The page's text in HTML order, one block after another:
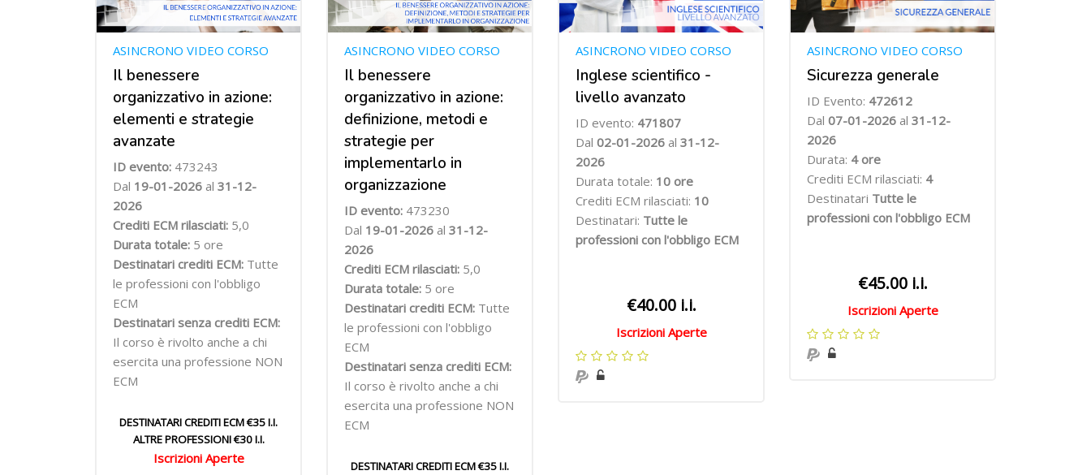
Il benessere
organizzativo in azione:
elementi e strategie
avanzate
ASINCRONO VIDEO CORSO
ID evento: 473243
Dal 19-01-2026 al 31-12-
2026
Crediti ECM rilasciati: 5,0
Durata totale: 5 ore
Destinatari crediti ECM: Tutte
le professioni con l'obbligo
ECM
Destinatari senza crediti ECM:
Il corso è rivolto anche a chi
esercita una professione NON
ECM
DESTINATARI CREDITI ECM €35 I.I.
ALTRE PROFESSIONI €30 I.I.
Iscrizioni Aperte
Il benessere
organizzativo in azione:
definizione, metodi e
strategie per
implementarlo in
organizzazione
ASINCRONO VIDEO CORSO
ID evento: 473230
Dal 19-01-2026 al 31-12-
2026
Crediti ECM rilasciati: 5,0
Durata totale: 5 ore
Destinatari crediti ECM: Tutte
le professioni con l'obbligo
ECM
Destinatari senza crediti ECM:
Il corso è rivolto anche a chi
esercita una professione NON
ECM
DESTINATARI CREDITI ECM €35 I.I.
Inglese scientifico -
livello avanzato
ASINCRONO VIDEO CORSO
ID evento: 471807
Dal 02-01-2026 al 31-12-
2026
Durata totale: 10 ore
Crediti ECM rilasciati: 10
Destinatari: Tutte le
professioni con l'obbligo ECM
€40.00 i.i.
Iscrizioni Aperte
Sicurezza generale
ASINCRONO VIDEO CORSO
ID Evento: 472612
Dal 07-01-2026 al 31-12-
2026
Durata: 4ore
Crediti ECM rilasciati: 4
Destinatari Tutte le
professioni con l'obbligo ECM
€45.00 i.i.
Iscrizioni Aperte